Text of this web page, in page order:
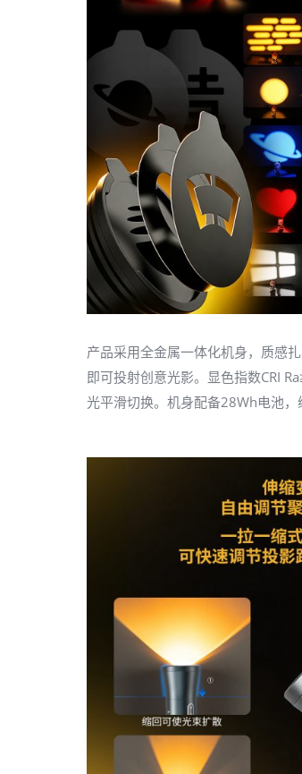
产品采用全金属一体化机身，质感
即可投射创意光影。显色指数CRI
光平滑切换。机身配备28Wh电池，